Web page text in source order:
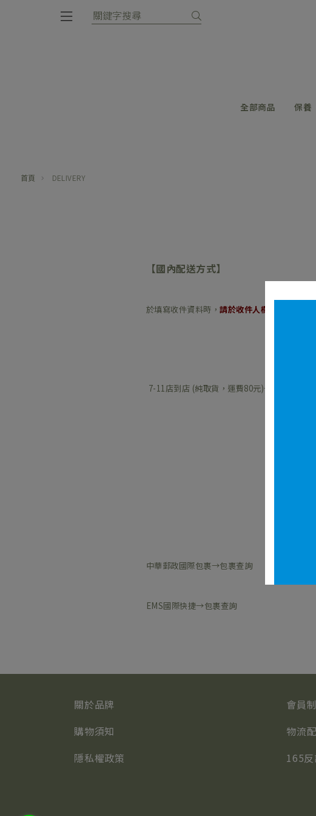
全部商品 保養
首頁 DELIVERY
【國內配送方式】
於填寫收件資料時，請於收件人欄位正確填寫
7-11店到店 (純取貨，運費80元)→
中華郵政國際包裹→包裹查詢
EMS國際快捷→包裹查詢
關於品牌
會員
購物須知
物流
隱私權政策
165